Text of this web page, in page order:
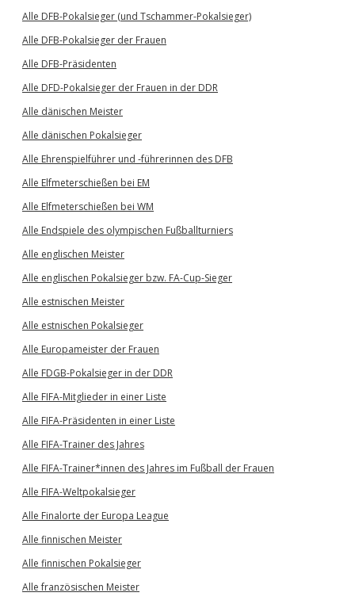
Alle DFB-Pokalsieger (und Tschammer-Pokalsieger)
Alle DFB-Pokalsieger der Frauen
Alle DFB-Präsidenten
Alle DFD-Pokalsieger der Frauen in der DDR
Alle dänischen Meister
Alle dänischen Pokalsieger
Alle Ehrenspielführer und -führerinnen des DFB
Alle Elfmeterschießen bei EM
Alle Elfmeterschießen bei WM
Alle Endspiele des olympischen Fußballturniers
Alle englischen Meister
Alle englischen Pokalsieger bzw. FA-Cup-Sieger
Alle estnischen Meister
Alle estnischen Pokalsieger
Alle Europameister der Frauen
Alle FDGB-Pokalsieger in der DDR
Alle FIFA-Mitglieder in einer Liste
Alle FIFA-Präsidenten in einer Liste
Alle FIFA-Trainer des Jahres
Alle FIFA-Trainer*innen des Jahres im Fußball der Frauen
Alle FIFA-Weltpokalsieger
Alle Finalorte der Europa League
Alle finnischen Meister
Alle finnischen Pokalsieger
Alle französischen Meister